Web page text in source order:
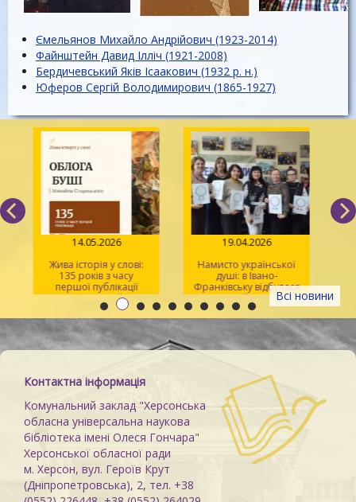
Ємельянов Михайло Андрійович (1923-2014)
Файнштейн Давид Ілліч (1921-2008)
Бердичевський Яків Ісаакович (1932 р. н.)
Юферов Сергій Володимирович (1865-1927)
Всі новини
14.05.2026
Жива історія у слові:
135 років з часу
першої публікації
повісті Михайла
Старицького «Облога
Буші»
19.04.2026
Намисто української
душі: в Івано-
Франківську відбулася
творча майстерка для
херсонців
Контактна інформація
Комунальний заклад "Херсонська
обласна універсальна наукова
бібліотека імені Олеся Гончара"
Херсонської обласної ради
м. Херсон, вул. Героїв Крут
(Дніпропетровська), 2, тел. +38